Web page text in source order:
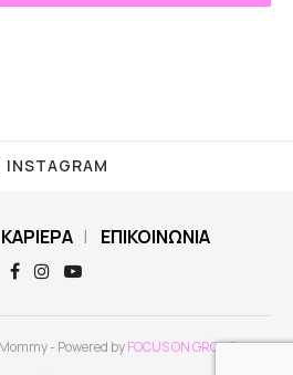
INSTAGRAM
ΚΑΡΙΕΡΑ | ΕΠΙΚΟΙΝΩΝΙΑ
- Powered byFOCUS ON GROUP